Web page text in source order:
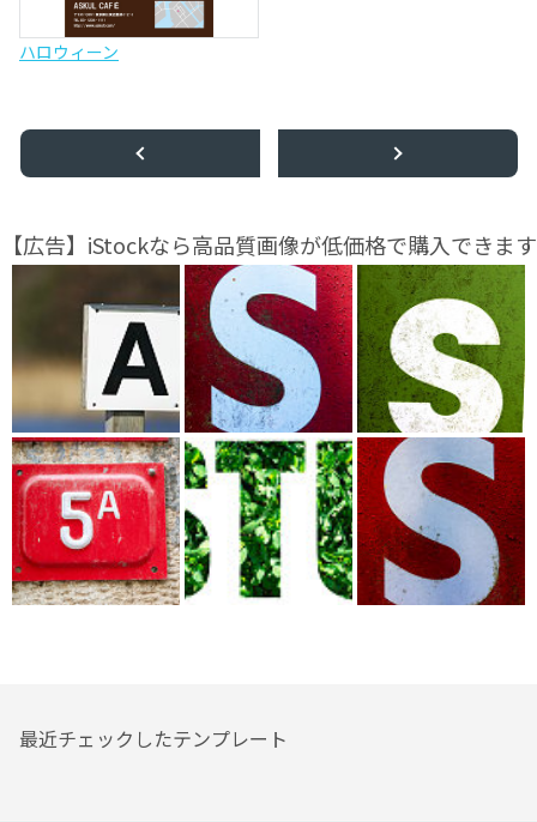
ハロウィーン
【広告】iStockなら高品質画像が低価格で購入できます
最近チェックしたテンプレート